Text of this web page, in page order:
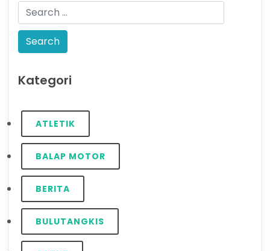
Kategori
ATLETIK
BALAP MOTOR
BERITA
BULUTANGKIS